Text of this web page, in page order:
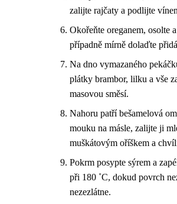
zalijte rajčaty a podlijte
Okořeňte oreganem, osolte
případně mírně dolaďte
Na dno vymazaného
plátky brambor, lilku a vše
masovou směsí.
Nahoru patří bešamelová
mouku na másle, zalijte ji
muškátovým oříškem a
Pokrm posypte sýrem a
při 180 ˚C, dokud povrch
nezezlátne.